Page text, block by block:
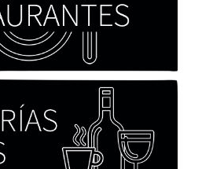
de Cristóbal Valenzuela Berríos